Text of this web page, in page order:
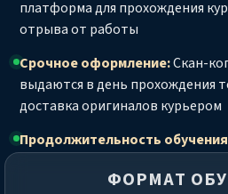
платформа для прохождения
отрыва от работы
Срочное оформление:Скан-
выдаются в день прохождения
доставка оригиналов курьером
Продолжительность
ФОРМАТ